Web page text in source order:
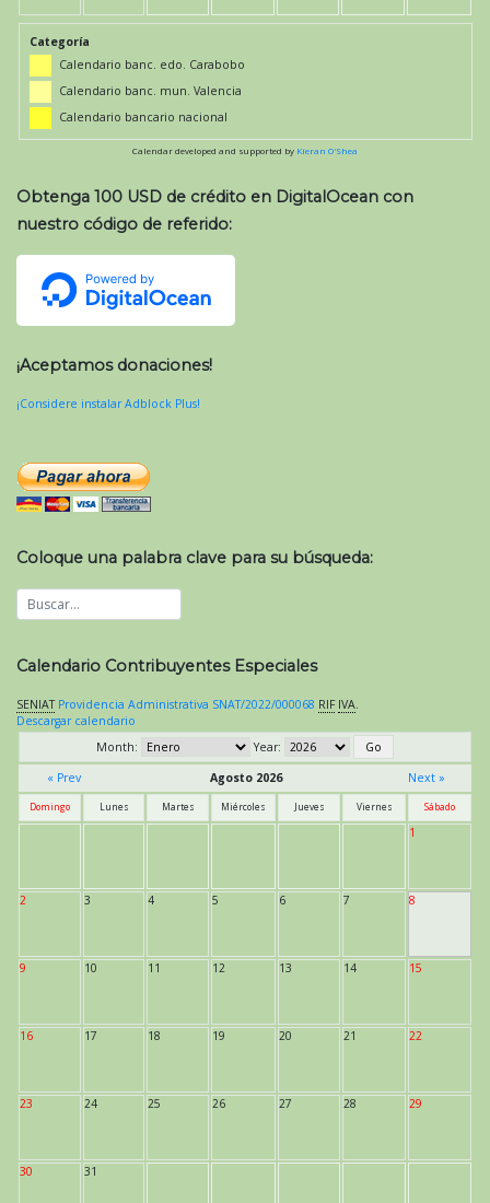
Categoría
Calendario banc. edo. Carabobo
Calendario banc. mun. Valencia
Calendario bancario nacional
Calendar developed and supported by Kieran O'Shea
Obtenga 100 USD de crédito en DigitalOcean con
nuestro código de referido:
¡Aceptamos donaciones!
¡Considere instalar Adblock Plus!
Coloque una palabra clave para su búsqueda:
Calendario Contribuyentes Especiales
SENIAT Providencia Administrativa SNAT/2022/000068 RIF IVA
Descargar calendario
Month:
Year:
« Prev
Agosto 2026 Next »
Domingo Lunes Martes Miércoles Jueves Viernes Sábado
1
2 3 4 5 6 7 8
9 10 11 12 13 14 15
16 17 18 19 20 21 22
23 24 25 26 27 28 29
30 31